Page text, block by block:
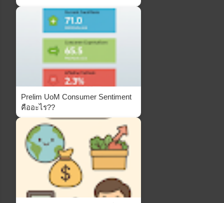
Prelim UoM Consumer Sentiment
คืออะไร??